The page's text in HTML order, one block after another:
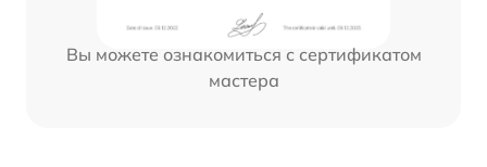
Вы можете ознакомиться с сертификатом
мастера